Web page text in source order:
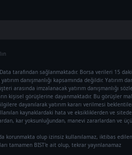
tarafından sağlanmaktadır. Borsa verileri 15
danışmanlığı kapsamında değildir. Yatırım
arasında imzalanacak yatırım danışmanlığı
kişisel görüşlerine dayanmaktadır. Bu görüşler
dayanılarak yatırım kararı verilmesi
kaynaklardaki hata ve eksikliklerden ve
kar yoksunluğundan, manevi zararlardan ve
korunmakta olup izinsiz kullanılamaz, iktibas
tamamen BIST'e ait olup, tekrar yayınlanamaz